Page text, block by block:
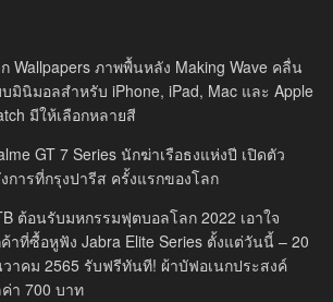
Wallpapers ภาพพื้นหลัง Making Wave คลื่น
มินิมอลสำหรับ iPhone, iPad, Mac และ Apple
มีให้เลือกหลายสี
GT 7 Series นักฆ่าเรือธงแห่งปี เปิดตัว
การที่กรุงปารีส ครั้งแรกของโลก
ต้อนรับมหกรรมฟุตบอลโลก 2022 เอาใจ
าที่ซื้อหูฟัง Jabra Elite Series ตั้งแต่วันนี้ – 20
าคม 2565 รับฟรีทันที! ผ้าบัฟอเนกประสงค์
า 700 บาท